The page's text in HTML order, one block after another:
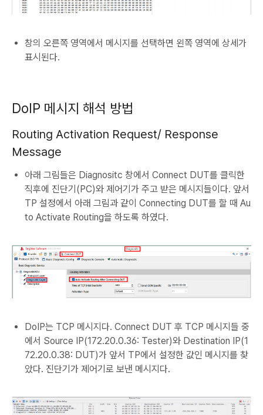
창의 오른쪽 영역에서 메시지를 선택하면 왼쪽 영역에 상세가
표시된다.
DoIP 메시지 해석 방법
Routing Activation Request/ Response
Message
아래 그림들은 Diagnositc 창에서 Connect DUT를 클릭한
직후에 진단기(PC)와 제어기가 주고 받은 메시지들이다. 앞서
TP 설정에서 아래 그림과 같이 Connecting DUT를 할 때 Au
to Activate Routing을 하도록 하였다.
DoIP는 TCP 메시지다. Connect DUT 후 TCP 메시지들 중
에서 Source IP(172.20.0.36: Tester)와 Destination IP(1
72.20.0.38: DUT)가 앞서 TP에서 설정한 값인 메시지를 찾
았다. 진단기가 제어기로 보낸 메시지다.